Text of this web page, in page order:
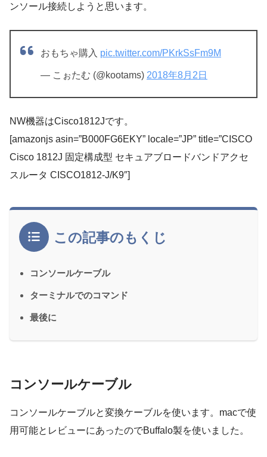
ンソール接続しようと思います。
おもちゃ購入 pic.twitter.com/PKrkSsFm9M
— こぉたむ (@kootams) 2018年8月2日
NW機器はCisco1812Jです。
[amazonjs asin=”B000FG6EKY” locale=”JP” title=”CISCO
Cisco 1812J 固定構成型 セキュアブロードバンドアクセ
スルータ CISCO1812-J/K9″]
この記事のもくじ
コンソールケーブル
ターミナルでのコマンド
最後に
コンソールケーブル
コンソールケーブルと変換ケーブルを使います。macで使
用可能とレビューにあったのでBuffalo製を使いました。